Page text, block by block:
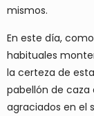
mismos.
En este día,
habituales
la certeza de
pabellón de
agraciados en el